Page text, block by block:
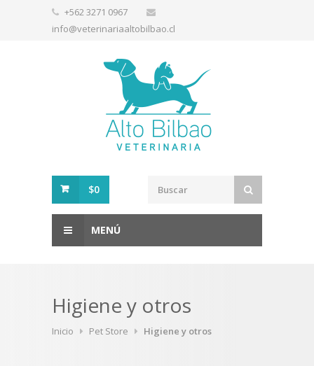
+562 3271 0967
info@veterinariaaltobilbao.cl
$0
MENÚ
Higiene y otros
Inicio Pet Store Higiene y otros